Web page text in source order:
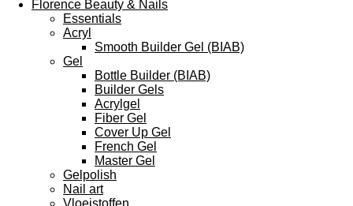
Florence Beauty & Nails
Essentials
Acryl
Smooth Builder Gel (BIAB)
Gel
Bottle Builder (BIAB)
Builder Gels
Acrylgel
Fiber Gel
Cover Up Gel
French Gel
Master Gel
Gelpolish
Nail art
Vloeistoffen